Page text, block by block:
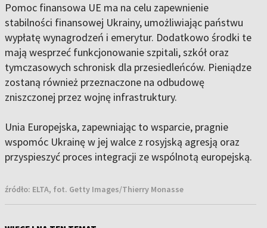
Pomoc finansowa UE ma na celu zapewnienie
stabilności finansowej Ukrainy, umożliwiając państwu
wypłatę wynagrodzeń i emerytur. Dodatkowo środki te
mają wesprzeć funkcjonowanie szpitali, szkół oraz
tymczasowych schronisk dla przesiedleńców. Pieniądze
zostaną również przeznaczone na odbudowę
zniszczonej przez wojnę infrastruktury.
Unia Europejska, zapewniając to wsparcie, pragnie
wspomóc Ukrainę w jej walce z rosyjską agresją oraz
przyspieszyć proces integracji ze wspólnotą europejską.
źródło: ELTA, fot. Getty Images/Thierry Monasse